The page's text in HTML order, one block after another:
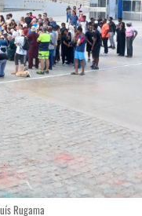
Rugama